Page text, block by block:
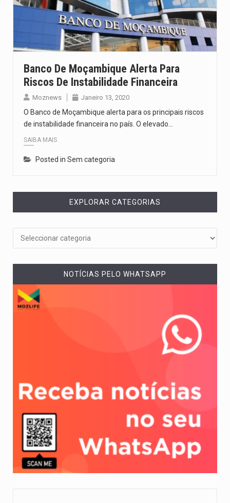
Segundo as autoridades canadianas, mais de 200 incêndios florestais continuam…
Banco De Moçambique Alerta Para
Riscos De Instabilidade Financeira
Moznews Janeiro 13, 2020
O Banco de Moçambique alerta para os principais riscos
de instabilidade financeira no país. O elevado…
SAIBA MAIS
Posted in Sem categoria
EXPLORAR CATEGORIAS
NOTÍCIAS PELO WHATSAPP